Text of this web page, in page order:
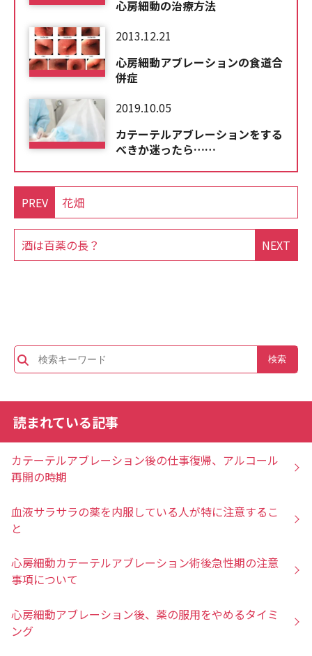
心房細動の治療方法
2013.12.21
心房細動アブレーションの食道合
併症
2019.10.05
カテーテルアブレーションをする
べきか迷ったら……
PREV 花畑
NEXT
酒は百薬の長？
読まれている記事
カテーテルアブレーション後の仕事復帰、アルコール
再開の時期
血液サラサラの薬を内服している人が特に注意するこ
と
心房細動カテーテルアブレーション術後急性期の注意
事項について
心房細動アブレーション後、薬の服用をやめるタイミ
ング